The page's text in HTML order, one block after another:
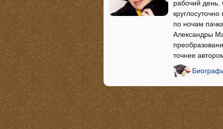
рабочий
по ночам
Александры
точнее